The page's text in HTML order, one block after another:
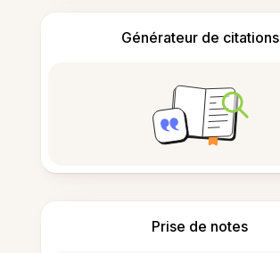
Générateur de citations
Prise de notes